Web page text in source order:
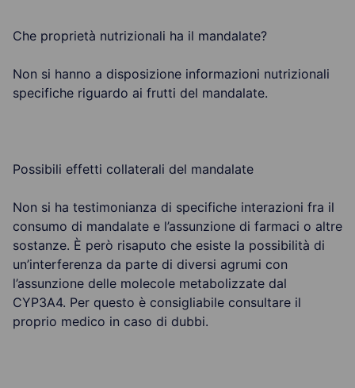
Che proprietà nutrizionali ha il mandalate?
Non si hanno a disposizione informazioni nutrizionali
specifiche riguardo ai frutti del mandalate.
Possibili effetti collaterali del mandalate
Non si ha testimonianza di specifiche interazioni fra il
consumo di mandalate e l’assunzione di farmaci o altre
sostanze. È però risaputo che esiste la possibilità di
un’interferenza da parte di diversi agrumi con
l’assunzione delle molecole metabolizzate dal
CYP3A4. Per questo è consigliabile consultare il
proprio medico in caso di dubbi.